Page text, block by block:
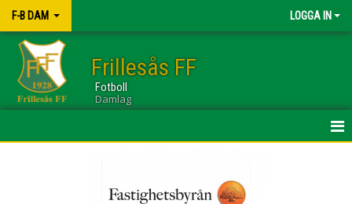
F-B DAM LOGGA IN
Frillesås FF
Fotboll
Damlag